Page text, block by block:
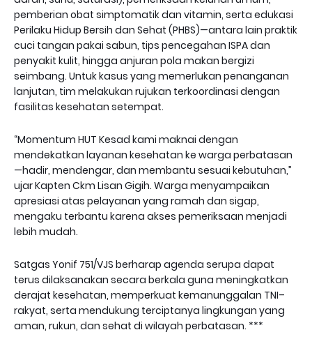
pemberian obat simptomatik dan vitamin, serta edukasi
Perilaku Hidup Bersih dan Sehat (PHBS)—antara lain praktik
cuci tangan pakai sabun, tips pencegahan ISPA dan
penyakit kulit, hingga anjuran pola makan bergizi
seimbang. Untuk kasus yang memerlukan penanganan
lanjutan, tim melakukan rujukan terkoordinasi dengan
fasilitas kesehatan setempat.
“Momentum HUT Kesad kami maknai dengan
mendekatkan layanan kesehatan ke warga perbatasan
—hadir, mendengar, dan membantu sesuai kebutuhan,”
ujar Kapten Ckm Lisan Gigih. Warga menyampaikan
apresiasi atas pelayanan yang ramah dan sigap,
mengaku terbantu karena akses pemeriksaan menjadi
lebih mudah.
Satgas Yonif 751/VJS berharap agenda serupa dapat
terus dilaksanakan secara berkala guna meningkatkan
derajat kesehatan, memperkuat kemanunggalan TNI–
rakyat, serta mendukung terciptanya lingkungan yang
aman, rukun, dan sehat di wilayah perbatasan. ***